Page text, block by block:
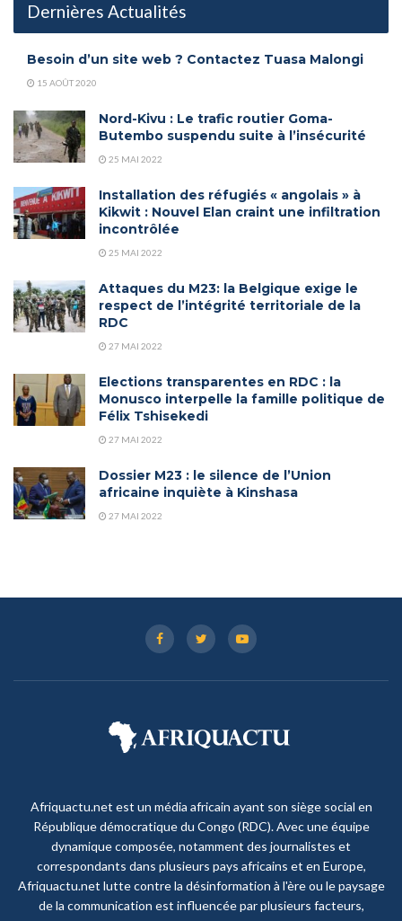
Dernières Actualités
Besoin d’un site web ? Contactez Tuasa Malongi
15 AOÛT 2020
Nord-Kivu : Le trafic routier Goma-
Butembo suspendu suite à l’insécurité
25 MAI 2022
Installation des réfugiés « angolais » à
Kikwit : Nouvel Elan craint une infiltration
incontrôlée
25 MAI 2022
Attaques du M23: la Belgique exige le
respect de l’intégrité territoriale de la
RDC
27 MAI 2022
Elections transparentes en RDC : la
Monusco interpelle la famille politique de
Félix Tshisekedi
27 MAI 2022
Dossier M23 : le silence de l’Union
africaine inquiète à Kinshasa
27 MAI 2022
Afriquactu.net est un média africain ayant son siège social en
République démocratique du Congo (RDC). Avec une équipe
dynamique composée, notamment des journalistes et
correspondants dans plusieurs pays africains et en Europe,
Afriquactu.net lutte contre la désinformation à l'ère ou le paysage
de la communication est influencée par plusieurs facteurs,